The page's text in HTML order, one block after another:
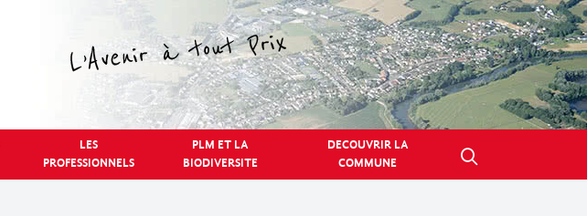
LES
PROFESSIONNELS
PLM ET LA
BIODIVERSITE
DECOUVRIR LA
COMMUNE